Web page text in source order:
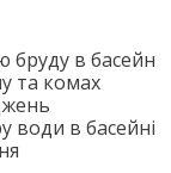
бруду в басейн
та комах
води в басейні